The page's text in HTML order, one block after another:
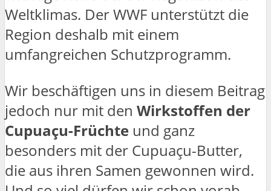
Weltklimas. Der WWF unterstützt die
Region deshalb mit einem
umfangreichen Schutzprogramm.
Wir beschäftigen uns in diesem Beitrag
jedoch nur mit den Wirkstoffen der
Cupuaçu-Früchte und ganz
besonders mit der Cupuaçu-Butter,
die aus ihren Samen gewonnen wird.